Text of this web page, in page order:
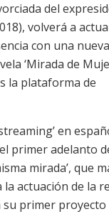
del
volverá a
con una
‘Mirada de
la plataforma de
en
primer adelanto
mirada’, que
actuación de la
su primer proyecto